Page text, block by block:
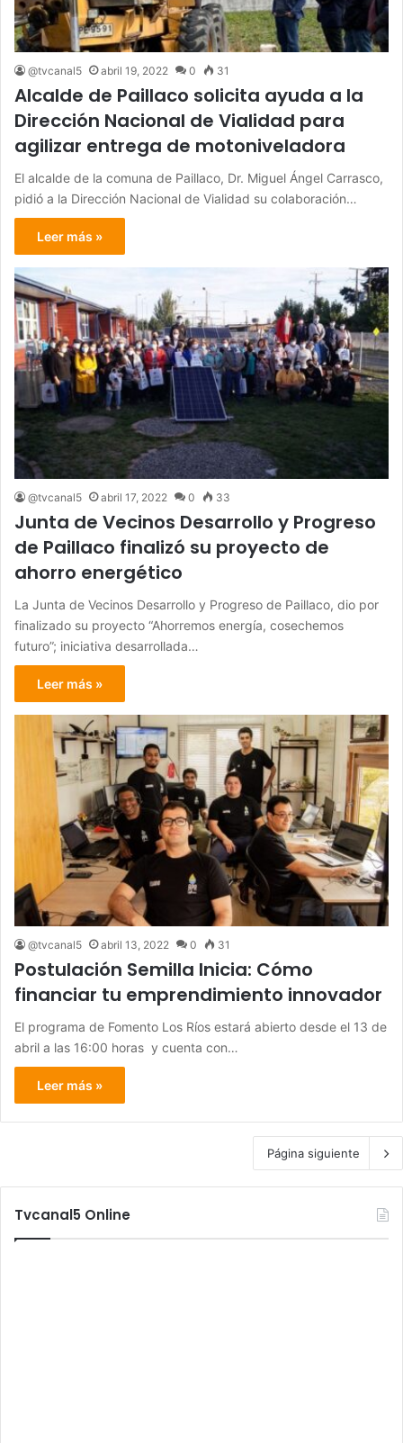
@tvcanal5 abril 19, 2022 0 31
Alcalde de Paillaco solicita ayuda a la
Dirección Nacional de Vialidad para
agilizar entrega de motoniveladora
El alcalde de la comuna de Paillaco, Dr. Miguel Ángel Carrasco,
pidió a la Dirección Nacional de Vialidad su colaboración…
Leer más »
@tvcanal5 abril 17, 2022 0 33
Junta de Vecinos Desarrollo y Progreso
de Paillaco finalizó su proyecto de
ahorro energético
La Junta de Vecinos Desarrollo y Progreso de Paillaco, dio por
finalizado su proyecto “Ahorremos energía, cosechemos
futuro”; iniciativa desarrollada…
Leer más »
@tvcanal5 abril 13, 2022 0 31
Postulación Semilla Inicia: Cómo
financiar tu emprendimiento innovador
El programa de Fomento Los Ríos estará abierto desde el 13 de
abril a las 16:00 horas y cuenta con…
Leer más »
Página siguiente
Tvcanal5 Online